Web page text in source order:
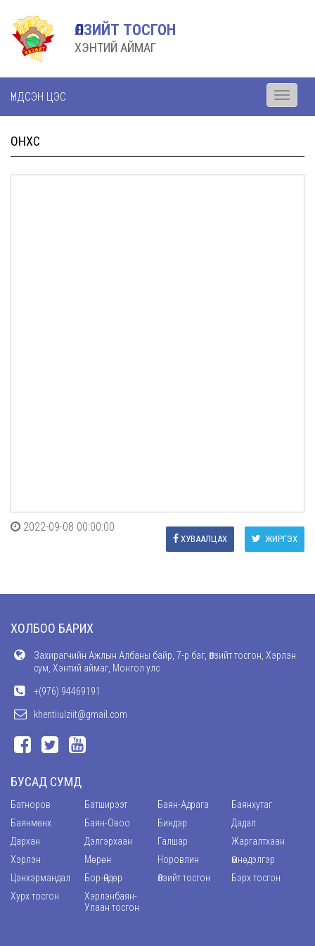
ӨЛЗИЙТ ТОСГОН
ХЭНТИЙ АЙМАГ
ҮНДСЭН ЦЭС
Toggle
ОНХС
2022-09-08 00:00:00
ЖИРГЭХ
ХУВААЛЦАХ
ХОЛБОО БАРИХ
Захирагчийн Ажлын Албаны байр, 7-р баг, Өлзийт тосгон, Хэрлэн
сум, Хэнтий аймаг, Монгол улс
+(976) 94469191
khentiiulziit@gmail.com
БУСАД СУМД
Батноров Батширээт Баян-Адрага
Баянхутаг
Баянмөнх
Баян-Овоо Биндэр
Дадал
Дархан
Дэлгэрхаан Галшар
Жаргалтхаан
Хэрлэн
Мөрөн Норовлин
Өмнөдэлгэр
Цэнхэрмандал
Бор-Өндөр Өлзийт тосгон
Бэрх тосгон
Хурх тосгон
Хэрлэнбаян-
Улаан тосгон